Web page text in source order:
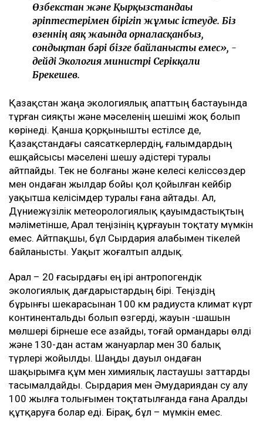
Өзбекстан және Қырқызстандағы
әріптестерімен бірігіп жұмыс істеуде. Біз
өзеннің аяқ жағында орналасқанбыз,
сондықтан бәрі бізге байланысты емес», -
дейді Экология министрі Серікқали
Брекешев.
Қазақстан жаңа экологиялық апаттың бастауында
тұрған сияқты және мәселенің шешімі жоқ болып
көрінеді. Қанша қорқынышты естілсе де,
Қазақстандағы саясаткерлердің, ғалымдардың
ешқайсысы мәселені шешу әдістері туралы
айтпайды. Тек не болғаны және келесі келіссөздер
мен ондаған жылдар бойы қол қойылған кейбір
уақытша келісімдер туралы ғана айтады. Ал,
Дүниежүзілік метеорологиялық қауымдастықтың
мәліметінше, Арал теңізінің құрғауын тоқтату мүмкін
емес. Айтпақшы, бұл Сырдария алабымен тікелей
байланысты. Уақыт жоғалтып алдық.
Арал – 20 ғасырдағы ең ірі антропогендік
экологиялық дағдарыстардың бірі. Теңіздің
бұрынғы шекарасынан 100 км радиуста климат күрт
континентальды болып өзгерді, жауын -шашын
мөлшері бірнеше есе азайды, тоғай ормандары өлді
және 130-дан астам жануарлар мен 30 балық
түрлері жойылды. Шаңды дауыл ондаған
шақырымға құм мен химиялық ластаушы заттарды
тасымалдайды. Сырдария мен Әмудариядан су алу
100 жылға толығымен тоқтатылғанда ғана Аралды
құтқаруға болар еді. Бірақ, бұл – мүмкін емес.